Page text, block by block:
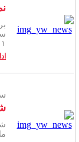
سه
ماه،